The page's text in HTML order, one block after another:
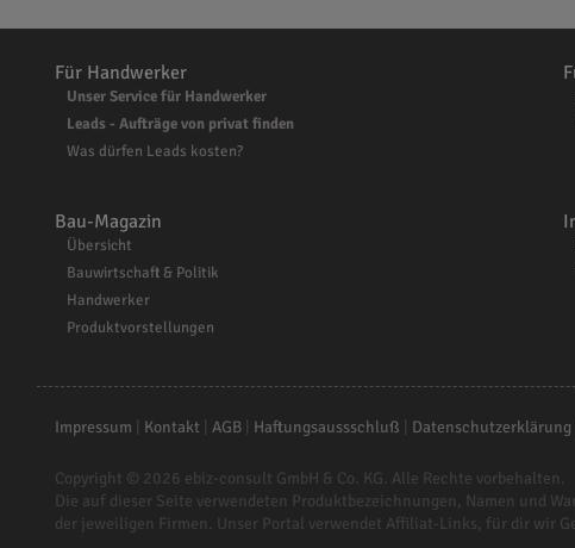
Für Handwerker
Unser Service für Handwerker
Leads - Aufträge von privat finden
Was dürfen Leads kosten?
Bau-Magazin
Übersicht
Bauwirtschaft & Politik
Handwerker
Produktvorstellungen
Impressum Kontakt| AGB| Haftungsaussschluß Datenschutzerklärung|
Copyright © 2026 ebiz-consult GmbH & Co. KG. Alle Rechte vorbehalten.
Die auf dieser Seite verwendeten Produktbezeichnungen, Namen und
der jeweiligen Firmen. Unser Portal verwendet Affiliat-Links, für dir wir